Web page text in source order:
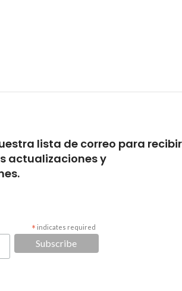
lista de correo para recibir
actualizaciones y
* indicates required